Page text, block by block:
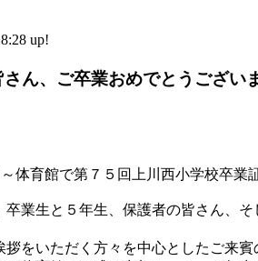
up!
さん、ご卒業おめでとうござい
体育館で第７５回上川西小学校卒業
業生と５年生、保護者の皆さん、
をいただく方々を中心としたご来